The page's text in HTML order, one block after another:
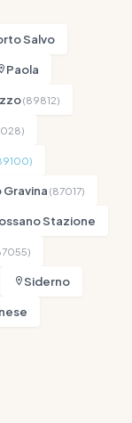
Salvo
Paola
(89812)
(87017)
Stazione
Siderno